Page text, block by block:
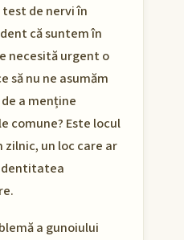
de nervi în
că suntem în
necesită urgent o
să nu ne asumăm
a menține
comune? Este locul
un loc care ar
a gunoiului